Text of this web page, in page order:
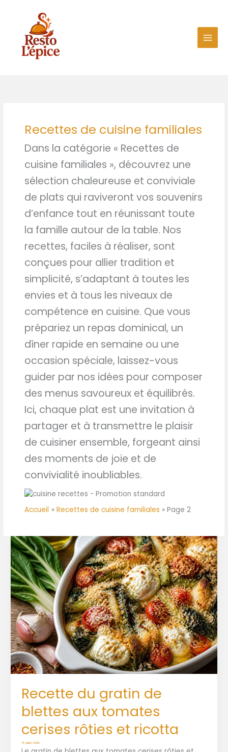
Recettes de cuisine familiales
Dans la catégorie « Recettes de
cuisine familiales », découvrez une
sélection chaleureuse et conviviale
de plats qui raviveront vos souvenirs
d’enfance tout en réunissant toute
la famille autour de la table. Nos
recettes, faciles à réaliser, sont
conçues pour allier tradition et
simplicité, s’adaptant à toutes les
envies et à tous les niveaux de
compétence en cuisine. Que vous
prépariez un repas dominical, un
dîner rapide en semaine ou une
occasion spéciale, laissez-vous
guider par nos idées pour composer
des menus savoureux et équilibrés.
Ici, chaque plat est une invitation à
partager et à transmettre le plaisir
de cuisiner ensemble, forgeant ainsi
des moments de joie et de
convivialité inoubliables.
Accueil Recettes de cuisine familiales Page 2
Recette du gratin de
blettes aux tomates
cerises rôties et ricotta
14 juillet 2026